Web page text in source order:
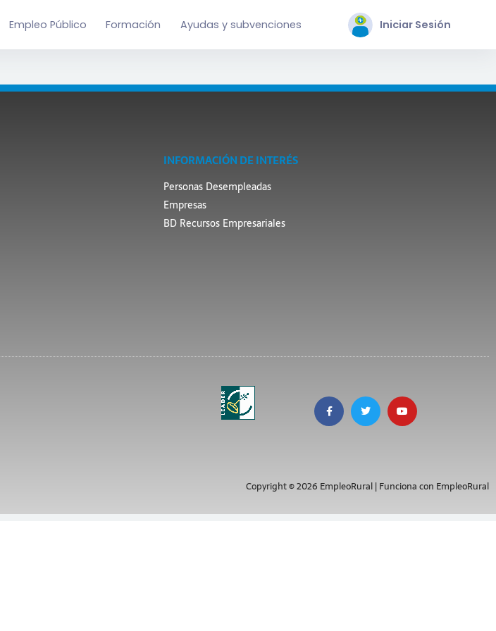
Empleo Público Formación Ayudas y subvenciones Iniciar Sesión
INFORMACIÓN DE INTERÉS
Personas Desempleadas
Empresas
BD Recursos Empresariales
Copyright © 2026 EmpleoRural | Funciona con EmpleoRural